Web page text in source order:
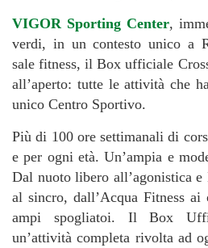
VIGOR Sporting Center,
verdi, in un contesto unico a
sale fitness, il Box ufficiale
all’aperto: tutte le attività che
unico Centro Sportivo.
Più di 100 ore settimanali di
e per ogni età. Un’ampia e
Dal nuoto libero all’agonistica
al sincro, dall’Acqua Fitness
ampi spogliatoi. Il Box
un’attività completa rivolta ad